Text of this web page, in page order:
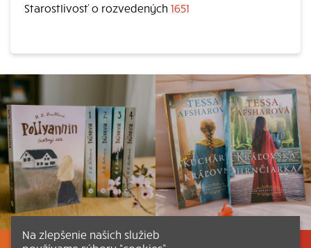
StarostIivosť o rozvedených 1651
Na zlepšenie našich služieb